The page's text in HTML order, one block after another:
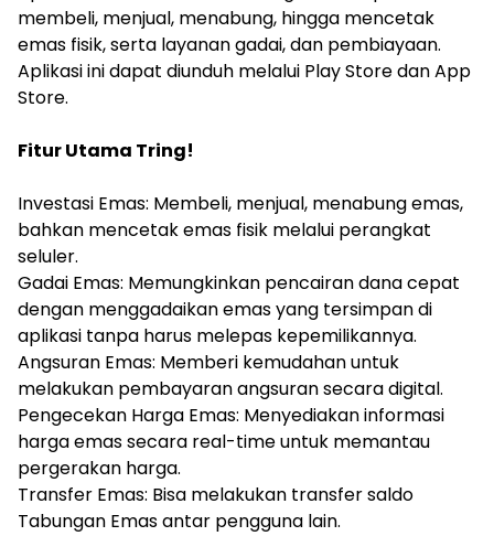
membeli, menjual, menabung, hingga mencetak
emas fisik, serta layanan gadai, dan pembiayaan.
Aplikasi ini dapat diunduh melalui Play Store dan App
Store.
‎Fitur Utama Tring!
‎Investasi Emas: Membeli, menjual, menabung emas,
bahkan mencetak emas fisik melalui perangkat
seluler.
‎Gadai Emas: Memungkinkan pencairan dana cepat
dengan menggadaikan emas yang tersimpan di
aplikasi tanpa harus melepas kepemilikannya.
‎Angsuran Emas: Memberi kemudahan untuk
melakukan pembayaran angsuran secara digital.
‎Pengecekan Harga Emas: Menyediakan informasi
harga emas secara real-time untuk memantau
pergerakan harga.
‎Transfer Emas: Bisa melakukan transfer saldo
Tabungan Emas antar pengguna lain.